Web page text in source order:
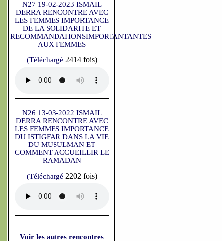
N27 19-02-2023 ISMAIL
DERRA RENCONTRE AVEC
LES FEMMES IMPORTANCE
DE LA SOLIDARITE ET
RECOMMANDATIONSIMPORTANTANTES
AUX FEMMES
(Téléchargé 2414 fois)
N26 13-03-2022 ISMAIL
DERRA RENCONTRE AVEC
LES FEMMES IMPORTANCE
DU ISTIGFAR DANS LA VIE
DU MUSULMAN ET
COMMENT ACCUEILLIR LE
RAMADAN
(Téléchargé 2202 fois)
Voir les autres rencontres